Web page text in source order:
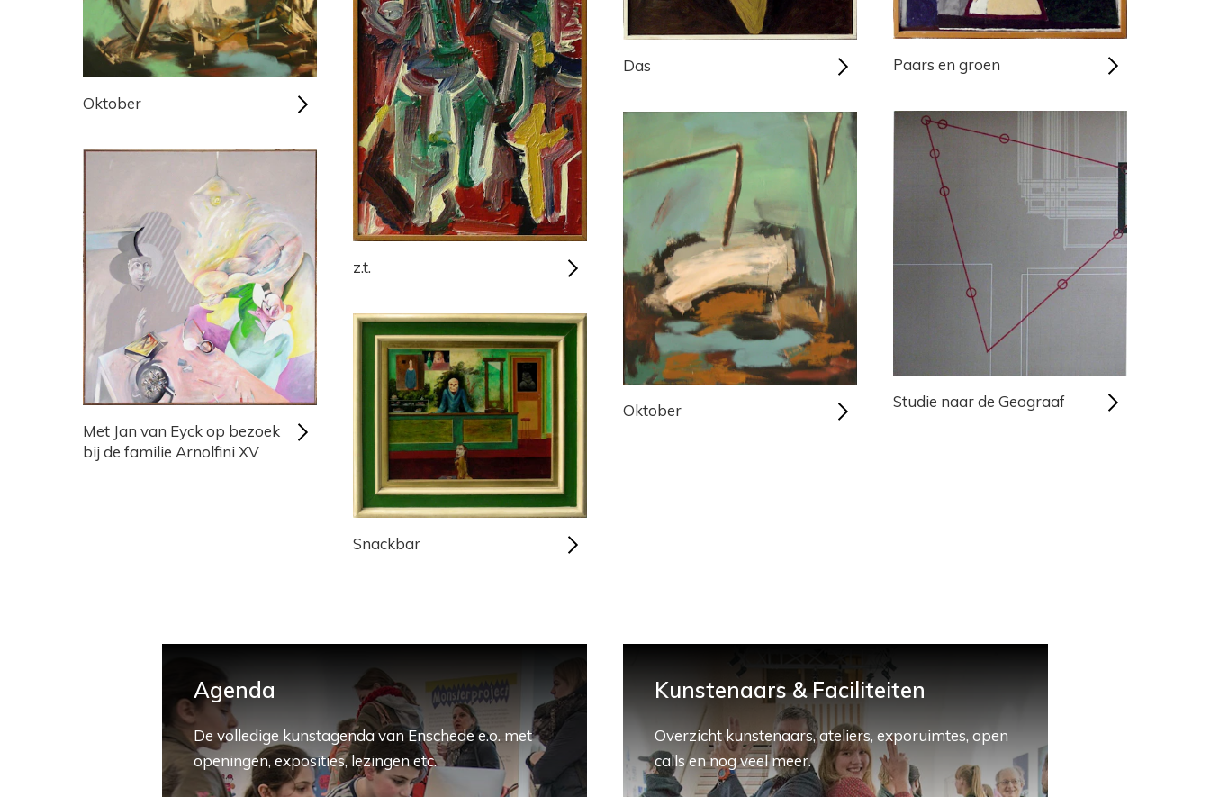
Oktober
z.t.
Das Paars en groen
Met Jan van Eyck op bezoek
bij de familie Arnolfini XV
Snackbar
Oktober Studie naar de Geograaf
Agenda
De volledige kunstagenda van Enschede e.o. met
openingen, exposities, lezingen etc.
Kunstenaars & Faciliteiten
Overzicht kunstenaars, ateliers, exporuimtes, open
calls en nog veel meer.